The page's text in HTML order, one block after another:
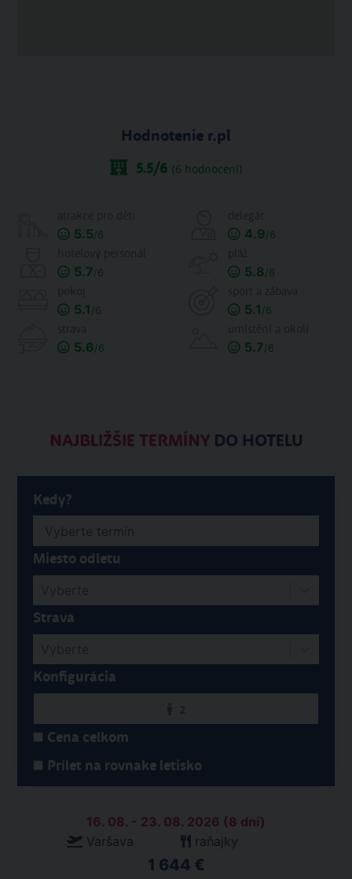
Hodnotenie r.pl
5.5/6 (6 hodnocení)
5.5/6 4.9/6
5.7/6 5.8/6
5.1 /6 5.1 /6
5.6/6 5.7/6
NAJBLIŽŠIE TERMÍNYDO HOTELU
Kedy?
Miesto odletu
Strava
Konfigurácia
Cena celkom
Prílet na rovnake letisko
16. 08. - 23. 08. 2026 (8 dní)
Varšava
raňajky
1 644 €